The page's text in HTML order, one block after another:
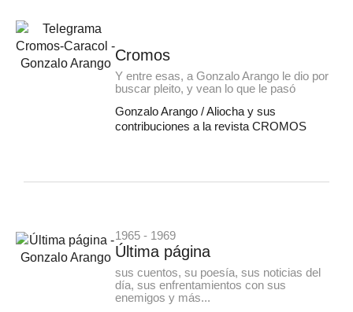
Cromos
Y entre esas, a Gonzalo Arango le dio por
buscar pleito, y vean lo que le pasó
Gonzalo Arango / Aliocha y sus
contribuciones a la revista CROMOS
1965 - 1969
Última página
sus cuentos, su poesía, sus noticias del
día, sus enfrentamientos con sus
enemigos y más...